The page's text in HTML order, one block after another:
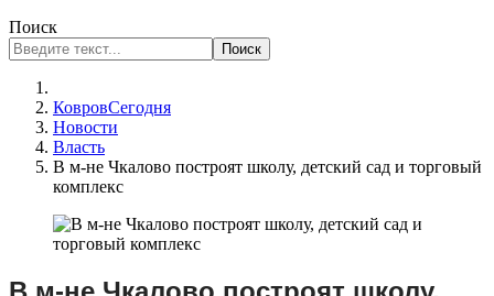
Поиск
Поиск
КовровСегодня
Новости
Власть
В м-не Чкалово построят школу, детский сад и торговый
комплекс